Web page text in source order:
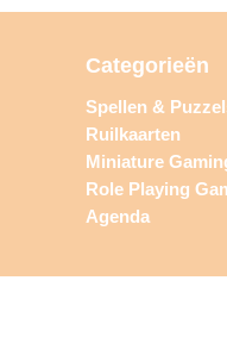
Categorieën
Spellen &
Ruilkaarten
Miniature
Role Playing
Agenda